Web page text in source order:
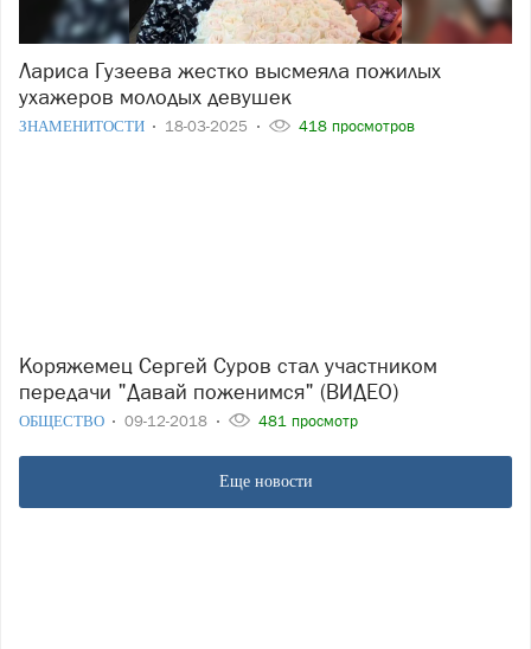
Лариса Гузеева жестко высмеяла пожилых
ухажеров молодых девушек
ЗНАМЕНИТОСТИ 18-03-2025 418 просмотров
Коряжемец Сергей Суров стал участником
передачи "Давай поженимся" (ВИДЕО)
ОБЩЕСТВО 09-12-2018 481 просмотр
Еще новости